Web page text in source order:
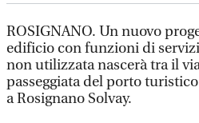
ROSIGNANO. Un nuovo
edificio con funzioni di
non utilizzata nascerà tra il
passeggiata del porto
a Rosignano Solvay.